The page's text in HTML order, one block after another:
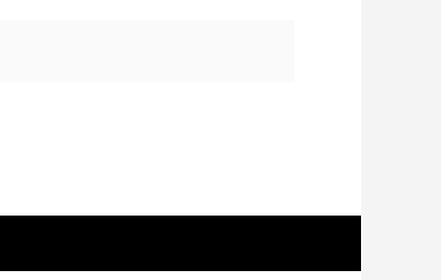
ー ～設定出オチのわけわから
女」～
映画レビュ